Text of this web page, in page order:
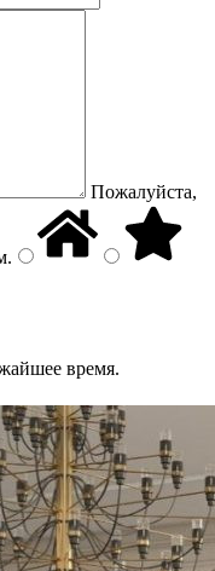
Пожалуйста,
.
время.